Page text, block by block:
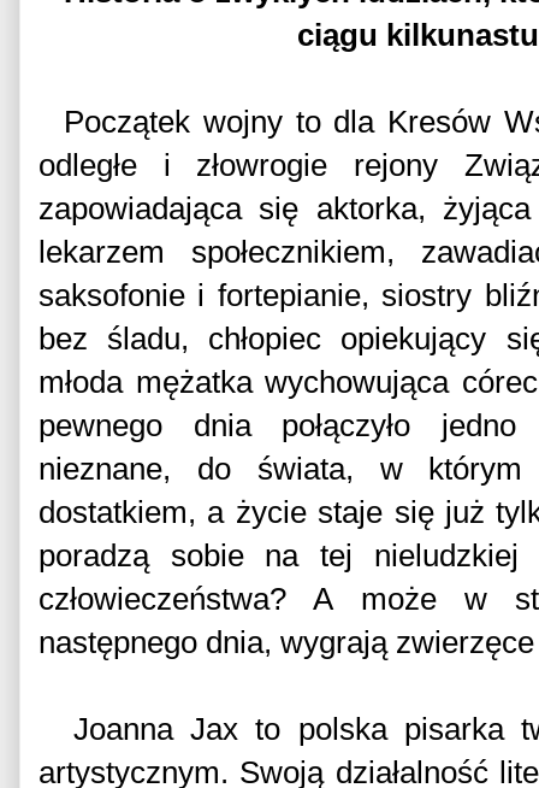
ciągu
Początek wojny to dla Kresów
odległe i złowrogie rejony
zapowiadająca się aktorka,
lekarzem społecznikiem,
saksofonie i fortepianie, siostry
bez śladu, chłopiec opiekujący
młoda mężatka wychowująca
pewnego dnia połączyło
nieznane, do świata, w
dostatkiem, a życie staje się już
poradzą sobie na tej
człowieczeństwa? A może w
następnego dnia, wygrają
Joanna Jax to polska pisarka
artystycznym. Swoją działalność